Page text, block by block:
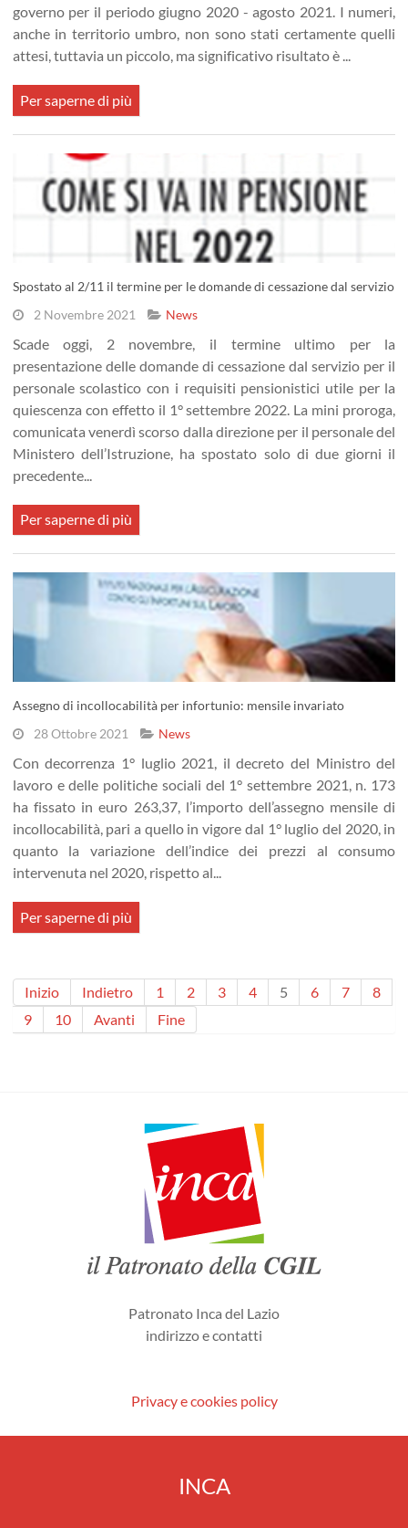
governo per il periodo giugno 2020 - agosto 2021. I numeri,
anche in territorio umbro, non sono stati certamente quelli
attesi, tuttavia un piccolo, ma significativo risultato è ...
Per saperne di più
Spostato al 2/11 il termine per le domande di cessazione dal servizio
2 Novembre 2021
News
Scade oggi, 2 novembre, il termine ultimo per la
presentazione delle domande di cessazione dal servizio per il
personale scolastico con i requisiti pensionistici utile per la
quiescenza con effetto il 1° settembre 2022. La mini proroga,
comunicata venerdì scorso dalla direzione per il personale del
Ministero dell’Istruzione, ha spostato solo di due giorni il
precedente...
Per saperne di più
Assegno di incollocabilità per infortunio: mensile invariato
28 Ottobre 2021
News
Con decorrenza 1° luglio 2021, il decreto del Ministro del
lavoro e delle politiche sociali del 1° settembre 2021, n. 173
ha fissato in euro 263,37, l’importo dell’assegno mensile di
incollocabilità, pari a quello in vigore dal 1° luglio del 2020, in
quanto la variazione dell’indice dei prezzi al consumo
intervenuta nel 2020, rispetto al...
Per saperne di più
Inizio Indietro 1 2 3 4 5 6 7
8
9
10 Avanti Fine
Patronato Inca del Lazio
indirizzo e contatti
Privacy e cookies policy
INCA